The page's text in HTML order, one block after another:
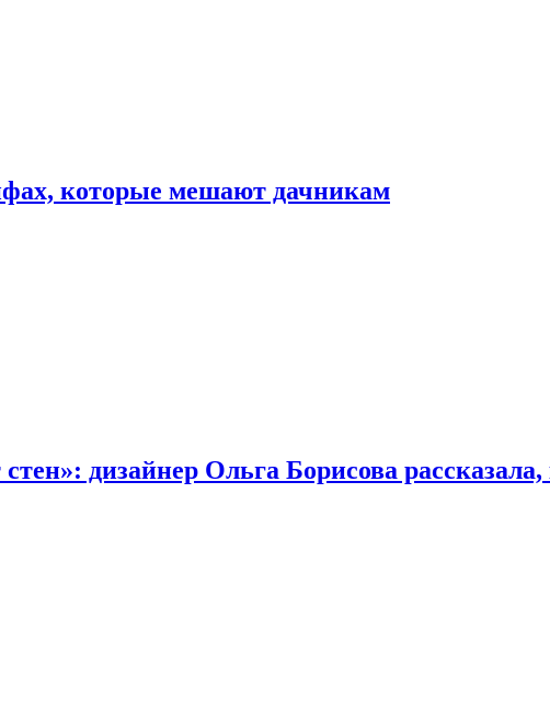
которые мешают дачникам
дизайнер Ольга Борисова